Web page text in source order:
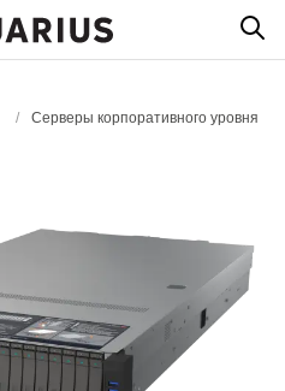
/ Серверы корпоративного уровня